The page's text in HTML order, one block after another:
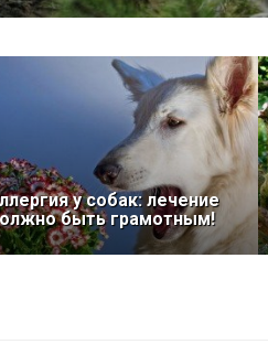
у собак: лечение
быть грамотным!